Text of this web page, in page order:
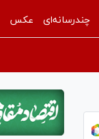
چندرسانه‌ای عکس